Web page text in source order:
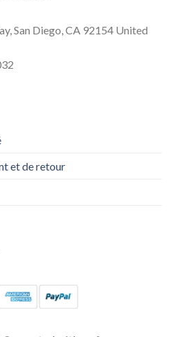
San Diego, CA 92154 United
et de retour